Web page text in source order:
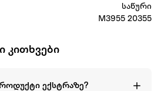
საწური
M3955 20355
კითხვები
ექსტრაზე?